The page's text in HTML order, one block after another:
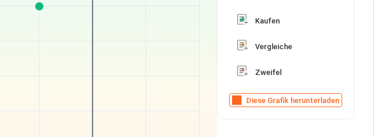
Kaufen
Vergleiche
Zweifel
Diese Grafik herunterladen